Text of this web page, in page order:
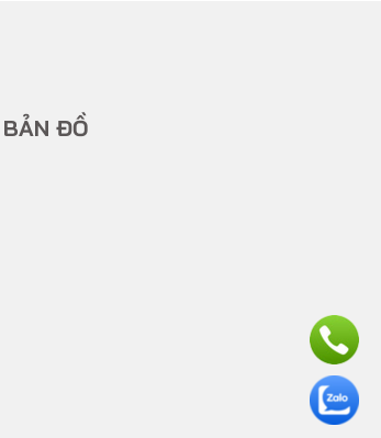
BẢN ĐỒ